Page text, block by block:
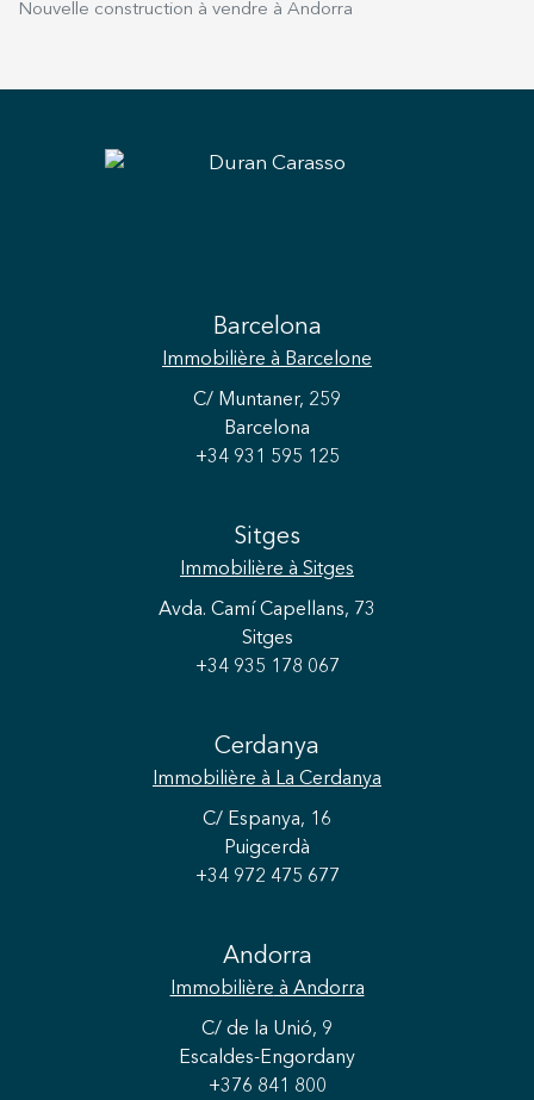
Nouvelle construction à vendre à Andorra
Barcelona
Immobilière à Barcelone
C/ Muntaner, 259
Barcelona
+34 931 595 125
Sitges
Immobilière à Sitges
Avda. Camí Capellans, 73
Sitges
+34 935 178 067
Cerdanya
Immobilière à La Cerdanya
C/ Espanya, 16
Puigcerdà
+34 972 475 677
Andorra
Immobilière à Andorra
C/ de la Unió, 9
Escaldes-Engordany
+376 841 800
Enregistrer les paramètres